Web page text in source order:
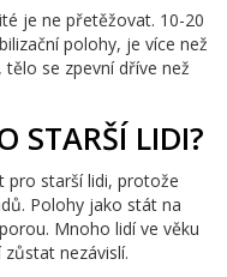
je ne přetěžovat. 10-20
polohy, je více než
se zpevní dříve než
STARŠÍ LIDI?
pro starší lidi, protože
Polohy jako stát na
Mnoho lidí ve věku
nezávislí.